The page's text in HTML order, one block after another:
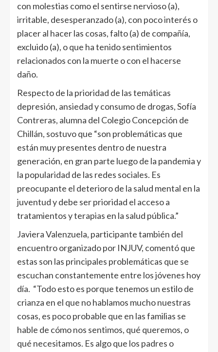
con molestias como el sentirse nervioso (a),
irritable, desesperanzado (a), con poco interés o
placer al hacer las cosas, falto (a) de compañía,
excluido (a), o que ha tenido sentimientos
relacionados con la muerte o con el hacerse
daño.
Respecto de la prioridad de las temáticas
depresión, ansiedad y consumo de drogas, Sofía
Contreras, alumna del Colegio Concepción de
Chillán, sostuvo que “son problemáticas que
están muy presentes dentro de nuestra
generación, en gran parte luego de la pandemia y
la popularidad de las redes sociales. Es
preocupante el deterioro de la salud mental en la
juventud y debe ser prioridad el acceso a
tratamientos y terapias en la salud pública.”
Javiera Valenzuela, participante también del
encuentro organizado por INJUV, comentó que
estas son las principales problemáticas que se
escuchan constantemente entre los jóvenes hoy
día. “Todo esto es porque tenemos un estilo de
crianza en el que no hablamos mucho nuestras
cosas, es poco probable que en las familias se
hable de cómo nos sentimos, qué queremos, o
qué necesitamos. Es algo que los padres o